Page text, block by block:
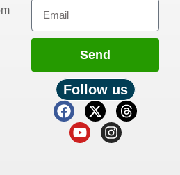
Send
Follow us